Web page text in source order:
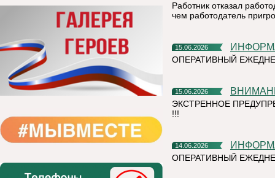
Работник отказал
чем работодатель
15.06.2026
ОПЕРАТИВНЫЙ
15.06.2026
ЭКСТРЕННОЕ
!!!
14.06.2026
ОПЕРАТИВНЫЙ